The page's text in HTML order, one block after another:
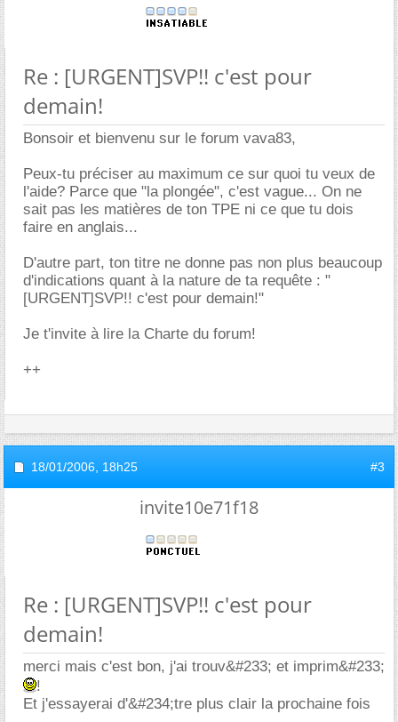
Re : [URGENT]SVP!! c'est pour
demain!
Bonsoir et bienvenu sur le forum vava83,
Peux-tu préciser au maximum ce sur quoi tu veux de
l'aide? Parce que "la plongée", c'est vague... On ne
sait pas les matières de ton TPE ni ce que tu dois
faire en anglais...
D'autre part, ton titre ne donne pas non plus beaucoup
d'indications quant à la nature de ta requête : "
[URGENT]SVP!! c'est pour demain!"
Je t'invite à lire la Charte du forum!
++
18/01/2006, 18h25 #3
invite10e71f18
Re : [URGENT]SVP!! c'est pour
demain!
merci mais c'est bon, j'ai trouv&#233; et imprim&#233;
!
Et j'essayerai d'&#234;tre plus clair la prochaine fois